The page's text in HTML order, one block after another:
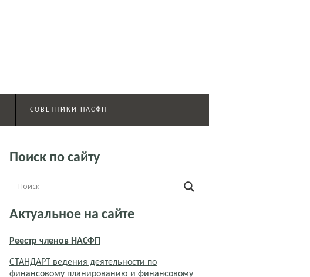
СОВЕТНИКИ НАСФП
Поиск по сайту
Актуальное на сайте
Реестр членов НАСФП
СТАНДАРТ ведения деятельности по
финансовому планированию и финансовому